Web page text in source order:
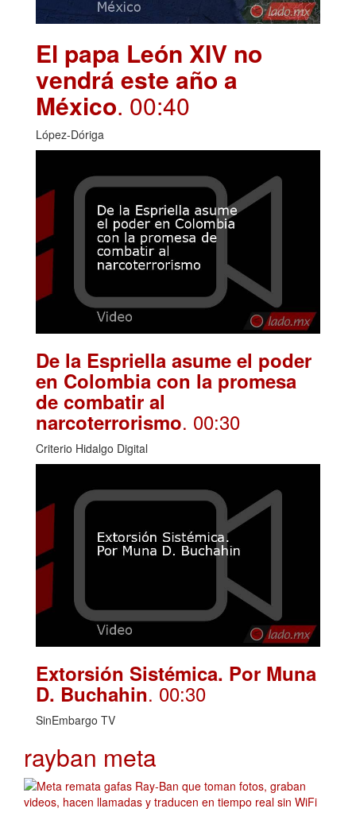
El papa León XIV no
vendrá este año a
México. 00:40
López-Dóriga
De la Espriella asume el poder
en Colombia con la promesa
de combatir al
narcoterrorismo. 00:30
Criterio Hidalgo Digital
Extorsión Sistémica. Por Muna
D. Buchahin. 00:30
SinEmbargo TV
rayban meta